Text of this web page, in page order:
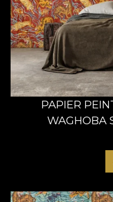
PAPIER
WAGHOBA